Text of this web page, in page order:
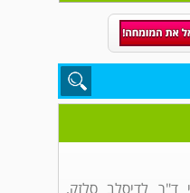
ד"ר לדיסלב סלזק,